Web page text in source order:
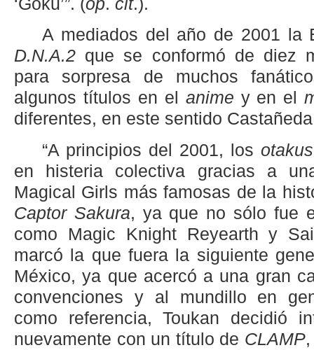
A mediados del año de 2001 la
D.N.A.2 que se conformó de diez
para sorpresa de muchos
algunos títulos en el anime y en el
diferentes, en este sentido
“A principios del 2001, los otakus
en histeria colectiva gracias a
Magical Girls más famosas de la
Captor Sakura, ya que no sólo fue
como Magic Knight Reyearth y
marcó la que fuera la siguiente
México, ya que acercó a una gran
convenciones y al mundillo en
como referencia, Toukan decidió
nuevamente con un título de CLAMP,